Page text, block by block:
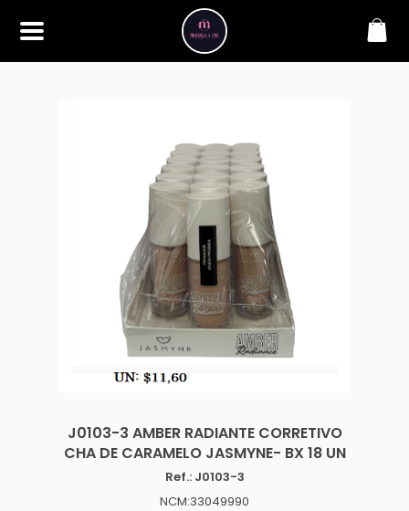
maquiagens e acessórios de
apaixonados por realçar a
beleza de nossos clientes,
oferecendo uma ampla gama
de produtos que inspiram
confiança e criatividade. Desde
os últimos lançamentos em
maquiagem até os acessórios
mais elegantes, estamos aqui
para ajudá-lo a alcançar seu
visual dos sonhos. Explore nossa
seleção cuidadosamente
selecionada e descubra como a
beleza se torna uma expressão
makbelachb@gmail.com
REDES SOCIAIS
J0103-3 AMBER RADIANTE CORRETIVO
CHA DE CARAMELO JASMYNE- BX 18 UN
Ref.: J0103-3
NCM:33049990